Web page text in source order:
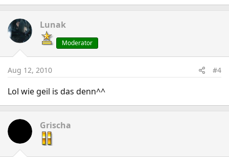
Lunak
Moderator
Aug 12, 2010 #4
Lol wie geil is das denn^^
Grischa